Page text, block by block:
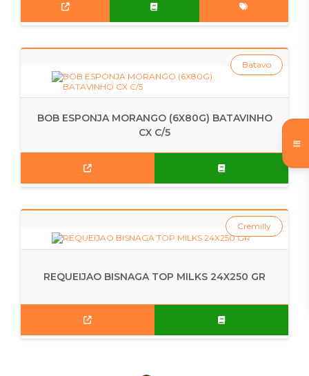
BOB ESPONJA MORANGO (6X80G) BATAVINHO
CX C/5
Batavo
REQUEIJAO BISNAGA TOP MILKS 24X250 GR
Cremilly